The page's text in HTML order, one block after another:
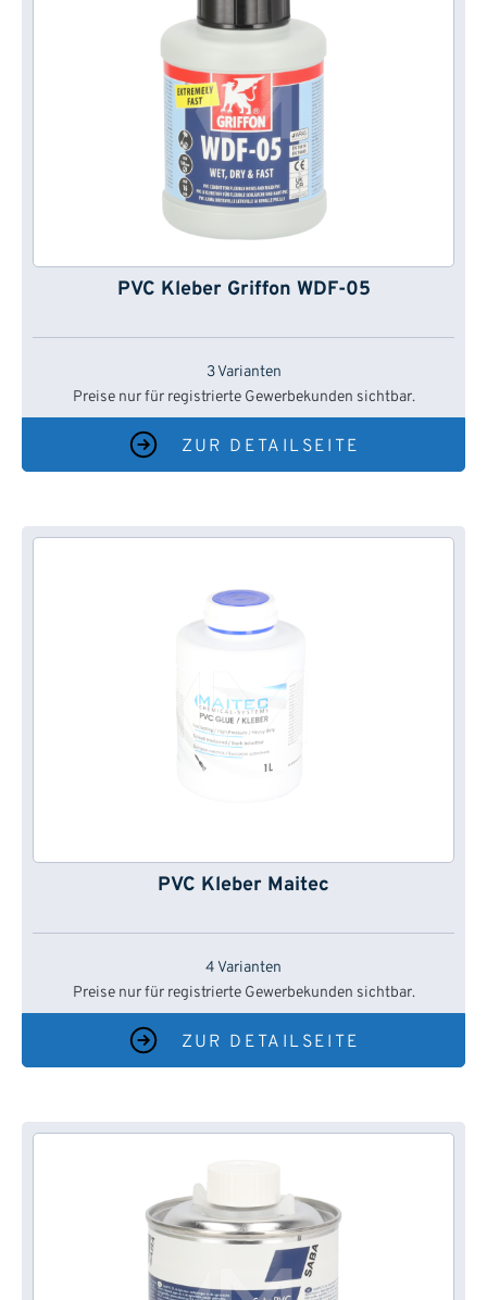
PVC Kleber Griffon WDF-05
3 Varianten
Preise nur für registrierte Gewerbekunden sichtbar.
ZUR DETAILSEITE
PVC Kleber Maitec
4 Varianten
Preise nur für registrierte Gewerbekunden sichtbar.
ZUR DETAILSEITE